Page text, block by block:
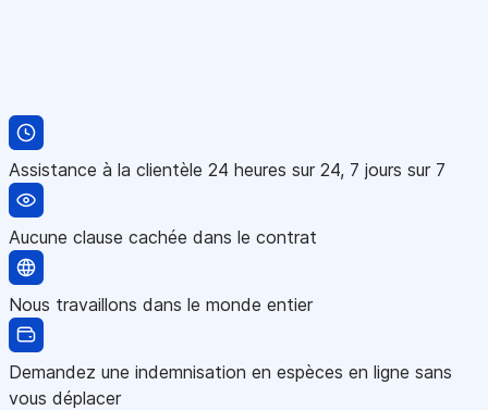
Assistance à la clientèle 24 heures sur 24, 7 jours sur 7
Aucune clause cachée dans le contrat
Nous travaillons dans le monde entier
Demandez une indemnisation en espèces en ligne sans
vous déplacer